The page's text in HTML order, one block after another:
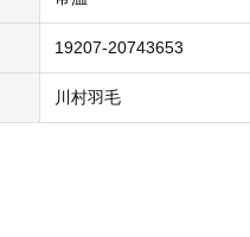
19207-20743653
川村羽毛